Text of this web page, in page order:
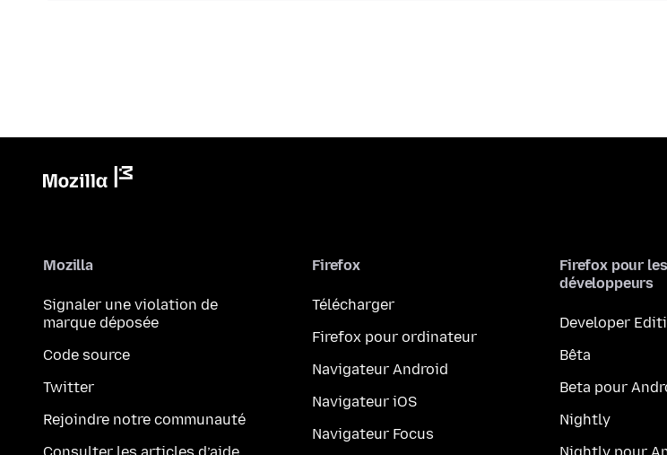
Mozilla
Signaler une violation de
marque déposée
Code source
Twitter
Rejoindre notre communauté
Firefox
Télécharger
Firefox pour ordinateur
Navigateur Android
Navigateur iOS
Navigateur Focus
Firefox pour les
développeurs
Developer
Bêta
Beta pour
Nightly